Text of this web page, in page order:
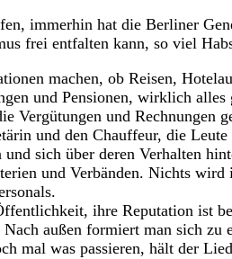
immerhin hat die Berliner
frei entfalten kann, so viel
machen, ob Reisen,
und Pensionen, wirklich alles
und Rechnungen
und den Chauffeur, die
sich über deren Verhalten
und Verbänden. Nichts wird
ihre Reputation ist
außen formiert man sich
mal was passieren, hält der